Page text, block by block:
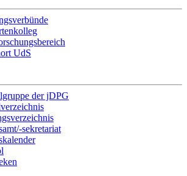
UdS
der jDPG
sekretariat